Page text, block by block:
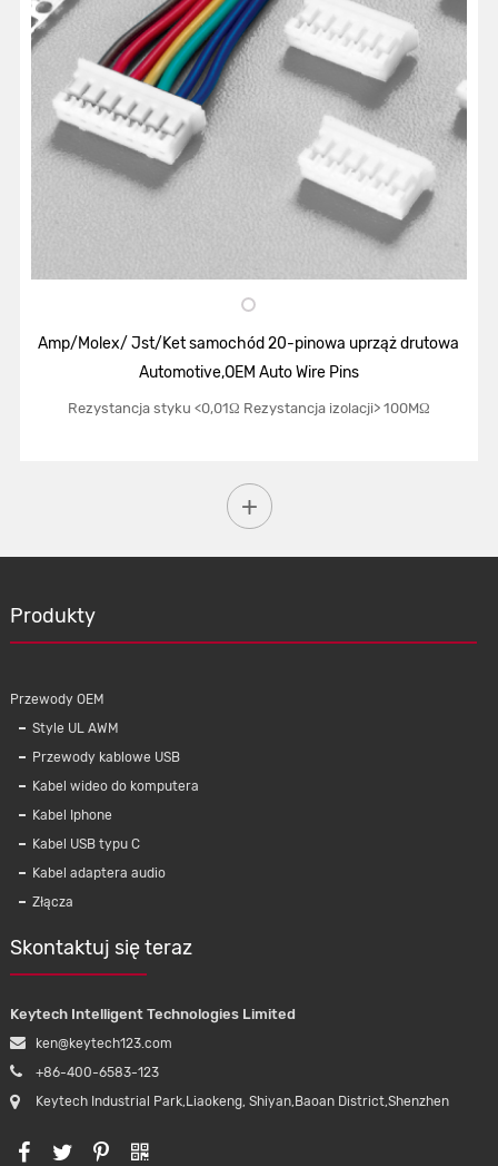
Amp/Molex/ Jst/Ket samochód 20-pinowa uprząż drutowa
Automotive,OEM Auto Wire Pins
Rezystancja styku <0,01Ω Rezystancja izolacji> 100MΩ
Produkty
Przewody OEM
Style UL AWM
Przewody kablowe USB
Kabel wideo do komputera
Kabel Iphone
Kabel USB typu C
Kabel adaptera audio
Złącza
Skontaktuj się teraz
Keytech Intelligent Technologies Limited
ken@keytech123.com
+86-400-6583-123
Keytech Industrial Park,Liaokeng, Shiyan,Baoan District,Shenzhen